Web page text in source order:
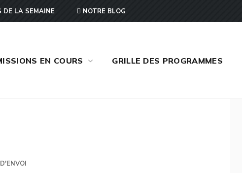
DE LA SEMAINE NOTRE BLOG
EN COURS GRILLE DES PROGRAMMES